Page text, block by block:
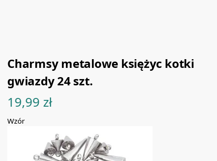
Charmsy metalowe księżyc kotki
gwiazdy 24 szt.
19,99 zł
Wzór